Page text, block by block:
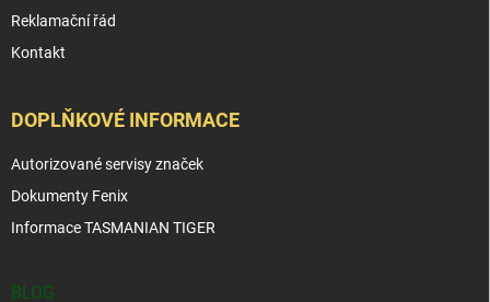
Reklamační řád
Kontakt
DOPLŇKOVÉ INFORMACE
Autorizované servisy značek
Dokumenty Fenix
Informace TASMANIAN TIGER
BLOG